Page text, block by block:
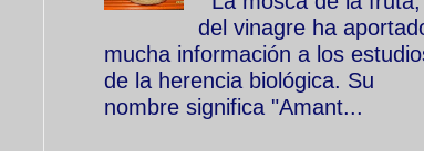
del vinagre ha
mucha información a los
de la herencia biológica. Su
nombre significa "Amant...